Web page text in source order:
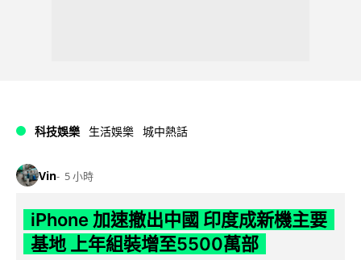
科技娛樂 生活娛樂 城中熱話
Vin 5 小時
iPhone 加速撤出中國 印度成新機主要
基地 上年組裝增至5500萬部